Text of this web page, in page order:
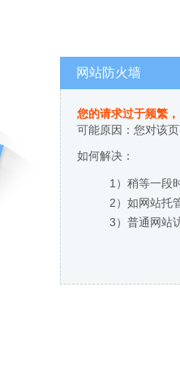
网站防火墙
您的请求过于频繁
可能原因：您对该
如何解决：
1）稍等一段
2）如网站托
3）普通网站